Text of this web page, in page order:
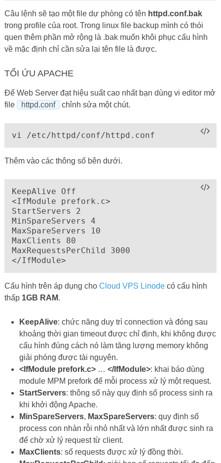
Câu lệnh sẽ tạo một file dự phòng có tên httpd.conf.bak
trong profile của root. Trong linux file backup mình có thói
quen thêm phần mở rộng là .bak muốn khôi phục cấu hình
về mặc định chỉ cần sửa lại tên file là được.
TỐI ỨU APACHE
Để Web Server đạt hiệu suất cao nhất bạn dùng vi editor mở
file
httpd.conf chỉnh sửa một chút.
vi /etc/httpd/conf/httpd.conf
Thêm vào các thông số bên dưới.
KeepAlive Off
<IfModule prefork.c>
StartServers 2
MinSpareServers 4
MaxSpareServers 10
MaxClients 80
MaxRequestsPerChild 3000
Cấu hình trên áp dụng cho Cloud VPS Linodecó cấu hình
thấp 1GB RAM.
KeepAlive: chức năng duy trì connection và đóng sau
khoảng thời gian timeout được chỉ định, khi không được
cấu hình đúng cách nó làm tăng lượng memory không
giải phóng được tài nguyên.
<IfModule prefork.c> …</IfModule>: khai báo dùng
module MPM prefork để mỗi process xử lý một request.
StartServers: thông số này quy định số process sinh ra
khi khởi động Apache.
MinSpareServers, MaxSpareServers: quy định số
process con nhàn rỗi nhỏ nhất và lớn nhất được sinh ra
để chờ xử lý request từ client.
MaxClients: số requests được xử lý đồng thời.